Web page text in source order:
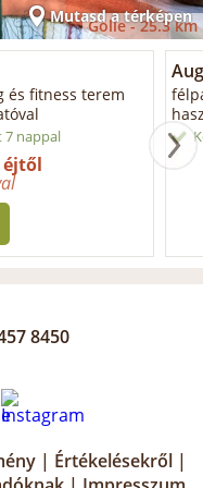
Mutasd a térképen
Gölle -25.3 km
és fitness terem
7 nappal
éjtől
8450
| Értékelésekről |